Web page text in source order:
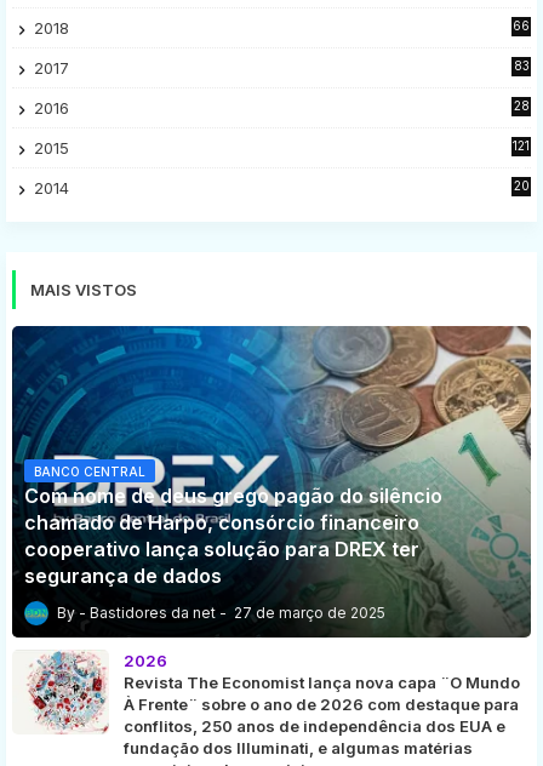
2018
66
2017
83
2016
28
2015
121
2014
20
MAIS VISTOS
BANCO CENTRAL
Com nome de deus grego pagão do silêncio
chamado de Harpo, consórcio financeiro
cooperativo lança solução para DREX ter
segurança de dados
Bastidores da net 27 de março de 2025
2026
Revista The Economist lança nova capa ¨O Mundo
À Frente¨ sobre o ano de 2026 com destaque para
conflitos, 250 anos de independência dos EUA e
fundação dos Illuminati, e algumas matérias